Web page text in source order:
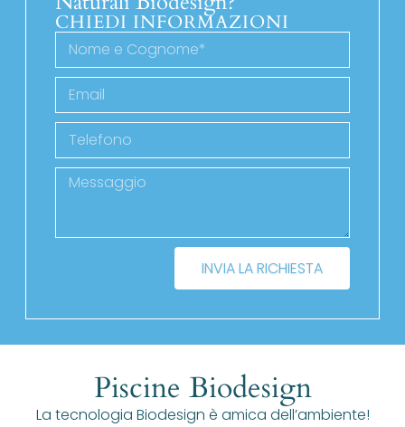
CHIEDI INFORMAZIONI
INVIA LA RICHIESTA
Piscine Biodesign
La tecnologia Biodesign è amica dell’ambiente!